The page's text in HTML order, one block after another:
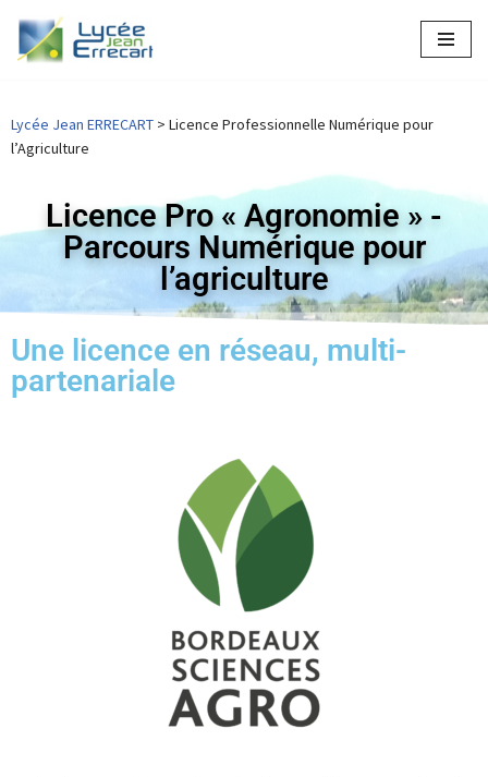
Aller
Lycée Jean ERRECART > Licence Professionnelle Numérique pour
l’Agriculture
Licence Pro « Agronomie » -
Parcours Numérique pour
l’agriculture
Une licence en réseau, multi-
partenariale